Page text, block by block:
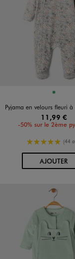
Disponible en 1
VERT
Pyjama en velours fleuri à ouverture
11,99 €
-50% sur le 2ème
5/5 de (44
AJOUTER